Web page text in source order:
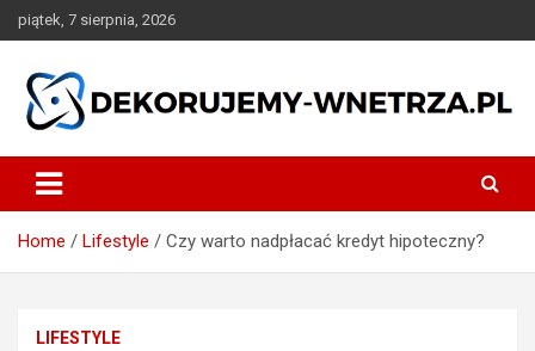
Skip
to
piątek, 7 sierpnia, 2026
dekorujemy-wnetrza.pl
Home Lifestyle Czy warto nadpłacać kredyt hipoteczny?
LIFESTYLE